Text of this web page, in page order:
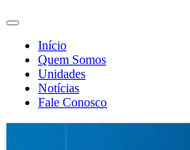
Início
Quem Somos
Unidades
Notícias
Fale Conosco